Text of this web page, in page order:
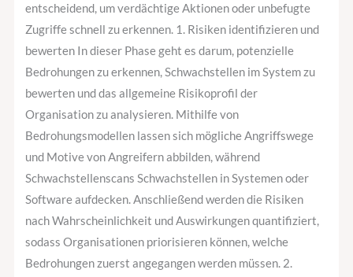
entscheidend, um verdächtige Aktionen oder unbefugte
Zugriffe schnell zu erkennen. 1. Risiken identifizieren und
bewerten In dieser Phase geht es darum, potenzielle
Bedrohungen zu erkennen, Schwachstellen im System zu
bewerten und das allgemeine Risikoprofil der
Organisation zu analysieren. Mithilfe von
Bedrohungsmodellen lassen sich mögliche Angriffswege
und Motive von Angreifern abbilden, während
Schwachstellenscans Schwachstellen in Systemen oder
Software aufdecken. Anschließend werden die Risiken
nach Wahrscheinlichkeit und Auswirkungen quantifiziert,
sodass Organisationen priorisieren können, welche
Bedrohungen zuerst angegangen werden müssen. 2.